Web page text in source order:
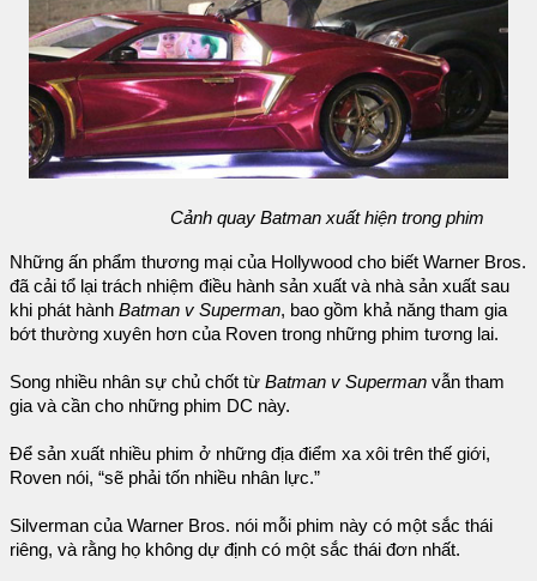
Cảnh quay Batman xuất hiện trong phim
Những ấn phẩm thương mại của Hollywood cho biết Warner Bros.
đã cải tổ lại trách nhiệm điều hành sản xuất và nhà sản xuất sau
khi phát hành Batman v Superman, bao gồm khả năng tham gia
bớt thường xuyên hơn của Roven trong những phim tương lai.
Song nhiều nhân sự chủ chốt từ Batman v Superman vẫn tham
gia và cần cho những phim DC này.
Để sản xuất nhiều phim ở những địa điểm xa xôi trên thế giới,
Roven nói, “sẽ phải tốn nhiều nhân lực.”
Silverman của Warner Bros. nói mỗi phim này có một sắc thái
riêng, và rằng họ không dự định có một sắc thái đơn nhất.